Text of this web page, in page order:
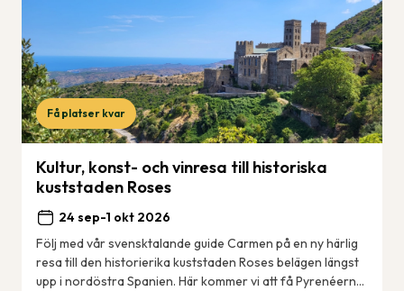
Få platser kvar
Kultur, konst- och vinresa till historiska
kuststaden Roses
24 sep-1 okt 2026
Följ med vår svensktalande guide Carmen på en ny härlig
resa till den historierika kuststaden Roses belägen längst
upp i nordöstra Spanien. Här kommer vi att få Pyrenéerna